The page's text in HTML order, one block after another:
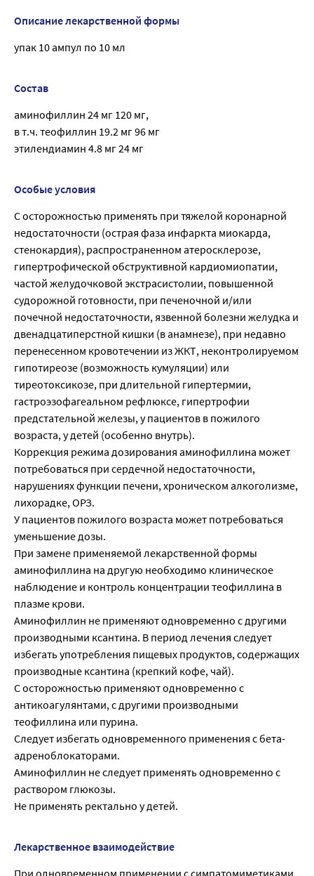
Описание лекарственной формы
упак 10 ампул по 10 мл
Состав
аминофиллин 24 мг 120 мг,
в т.ч. теофиллин 19.2 мг 96 мг
этилендиамин 4.8 мг 24 мг
Особые условия
C осторожностью применять при тяжелой коронарной
недостаточности (острая фаза инфаркта миокарда,
стенокардия), распространенном атеросклерозе,
гипертрофической обструктивной кардиомиопатии,
частой желудочковой экстрасистолии, повышенной
судорожной готовности, при печеночной и/или
почечной недостаточности, язвенной болезни желудка и
двенадцатиперстной кишки (в анамнезе), при недавно
перенесенном кровотечении из ЖКТ, неконтролируемом
гипотиреозе (возможность кумуляции) или
тиреотоксикозе, при длительной гипертермии,
гастроэзофагеальном рефлюксе, гипертрофии
предстательной железы, у пациентов в пожилого
возраста, у детей (особенно внутрь).
Коррекция режима дозирования аминофиллина может
потребоваться при сердечной недостаточности,
нарушениях функции печени, хроническом алкоголизме,
лихорадке, ОРЗ.
У пациентов пожилого возраста может потребоваться
уменьшение дозы.
При замене применяемой лекарственной формы
аминофиллина на другую необходимо клиническое
наблюдение и контроль концентрации теофиллина в
плазме крови.
Аминофиллин не применяют одновременно с другими
производными ксантина. В период лечения следует
избегать употребления пищевых продуктов, содержащих
производные ксантина (крепкий кофе, чай).
С осторожностью применяют одновременно с
антикоагулянтами, с другими производными
теофиллина или пурина.
Следует избегать одновременного применения с бета-
адреноблокаторами.
Аминофиллин не следует применять одновременно с
раствором глюкозы.
Не применять ректально у детей.
Лекарственное взаимодействие
При одновременном применении с симпатомиметиками